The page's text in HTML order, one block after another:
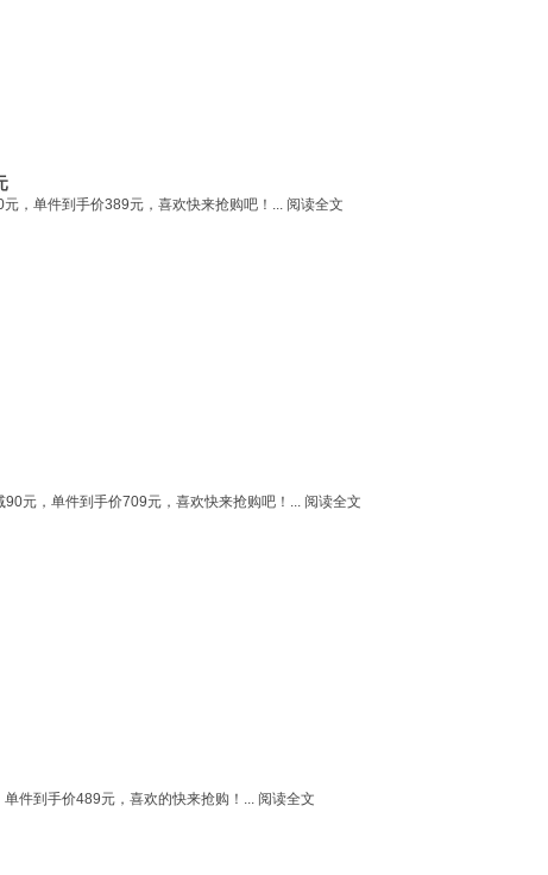
，单件到手价389元，喜欢快来抢购吧！... 阅读全文
元，单件到手价709元，喜欢快来抢购吧！... 阅读全文
件到手价489元，喜欢的快来抢购！... 阅读全文